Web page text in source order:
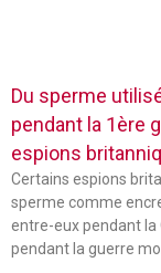
Du sperme
pendant la 1ère
espions
Certains espions
sperme comme
entre-eux pendant la
pendant la guerre